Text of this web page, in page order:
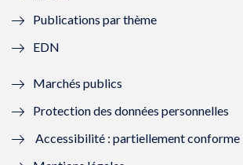
f
n
ê
t
e
n
ê
ê
t
ê
Publications par thème
EDN
Marchés publics
Protection des données personnelles
Accessibilité : partiellement conforme